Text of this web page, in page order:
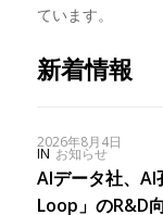
ています。
新着情報
2026年8月4日
IN お知らせ
AIデータ社、
Loop」のR&D